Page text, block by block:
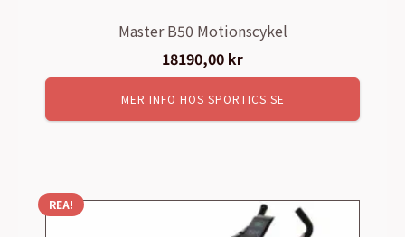
Master B50 Motionscykel
18190,00 kr
MER INFO HOS SPORTICS.SE
REA!